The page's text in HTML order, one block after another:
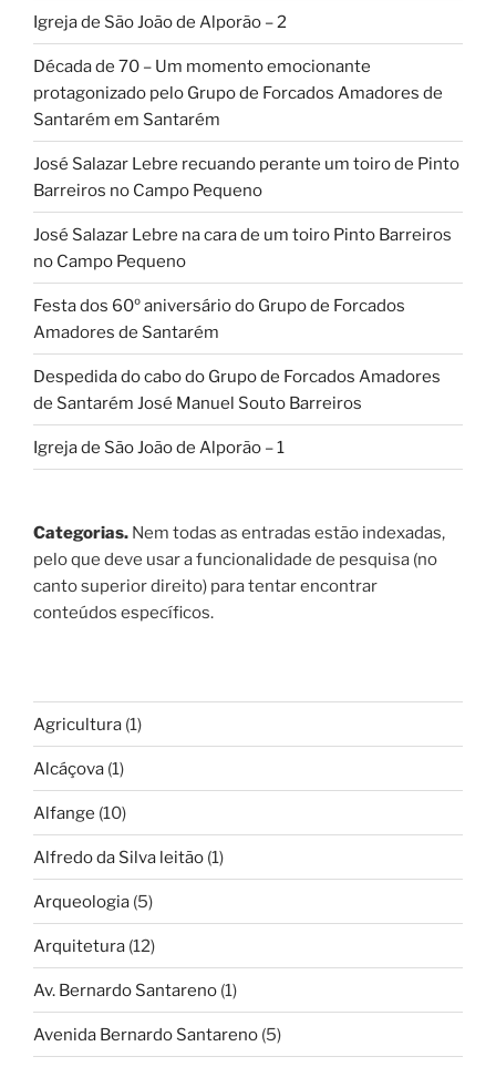
Igreja de São João de Alporão – 2
Década de 70 – Um momento emocionante
protagonizado pelo Grupo de Forcados Amadores de
Santarém em Santarém
José Salazar Lebre recuando perante um toiro de Pinto
Barreiros no Campo Pequeno
José Salazar Lebre na cara de um toiro Pinto Barreiros
no Campo Pequeno
Festa dos 60º aniversário do Grupo de Forcados
Amadores de Santarém
Despedida do cabo do Grupo de Forcados Amadores
de Santarém José Manuel Souto Barreiros
Igreja de São João de Alporão – 1
Categorias. Nem todas as entradas estão indexadas,
pelo que deve usar a funcionalidade de pesquisa (no
canto superior direito) para tentar encontrar
conteúdos específicos.
Agricultura (1)
Alcáçova (1)
Alfange (10)
Alfredo da Silva leitão (1)
Arqueologia (5)
Arquitetura (12)
Av. Bernardo Santareno (1)
Avenida Bernardo Santareno (5)